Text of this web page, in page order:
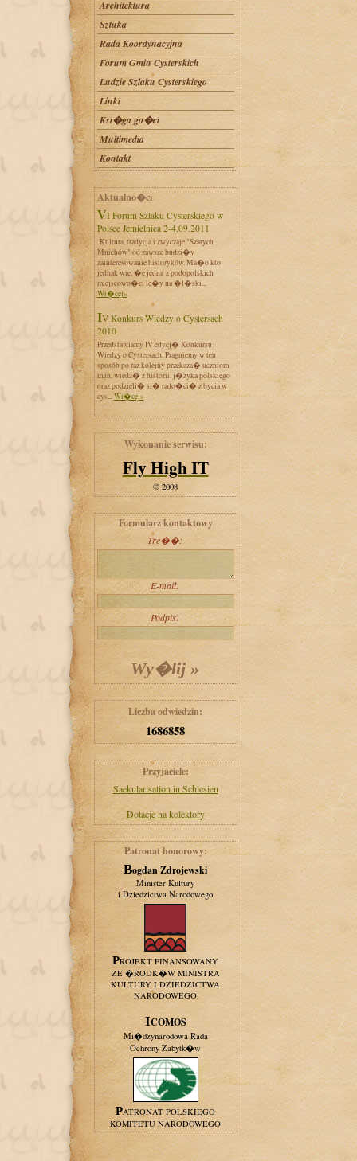
Architektura
Sztuka
Rada Koordynacyjna
Forum Gmin Cysterskich
Ludzie Szlaku Cysterskiego
Linki
Ksi�ga go�ci
Multimedia
Kontakt
Aktualno�ci
VI Forum Szlaku Cysterskiego w
Polsce Jemielnica 2-4.09.2011
Kultura, tradycja i zwyczaje "Szarych
Mnichów" od zawsze budzi�y
zainteresowanie historyków. Ma�o kto
jednak wie, �e jedna z podopolskich
miejscowo�ci le�y na �l�ski...
Wi�cej»
IV Konkurs Wiedzy o Cystersach
2010
Przedstawiamy IV edycj� Konkursu
Wiedzy o Cystersach. Pragniemy w ten
sposób po raz kolejny przekaza� uczniom
m.in. wiedz� z historii, j�zyka polskiego
oraz podzieli� si� rado�ci� z bycia w
cys...Wi�cej»
Wykonanie serwisu:
Fly High IT
© 2008
Formularz kontaktowy
Tre��:
E-mail:
Podpis:
Liczba odwiedzin:
1686858
Przyjaciele:
Saekularisation in Schlesien
Dotacje na kolektory
Patronat honorowy:
Bogdan Zdrojewski
Minister Kultury
i Dziedzictwa Narodowego
PROJEKT FINANSOWANY
ZE �RODK�W MINISTRA
KULTURY I DZIEDZICTWA
NARODOWEGO
ICOMOS
Mi�dzynarodowa Rada
Ochrony Zabytk�w
PATRONAT POLSKIEGO
KOMITETU NARODOWEGO